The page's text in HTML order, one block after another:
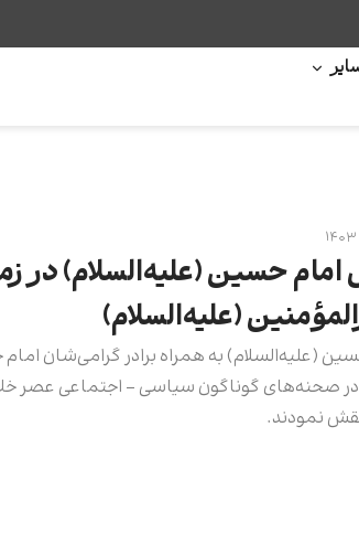
حسین (علیه‌السلام) در
(علیه‌السلام)
(علیه‌السلام) به همراه برادر گرامی‌شان
صحنه‌های گوناگون سیاسی - اجتماعی عصر
نمودند.